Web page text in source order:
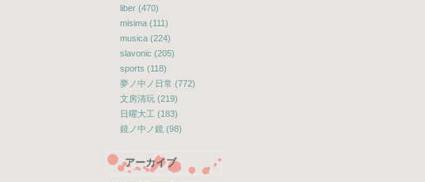
liber (470)
misima (111)
musica (224)
slavonic (205)
sports (118)
夢ノ中ノ日常 (772)
文房清玩 (219)
日曜大工 (183)
鏡ノ中ノ鏡 (98)
アーカイブ